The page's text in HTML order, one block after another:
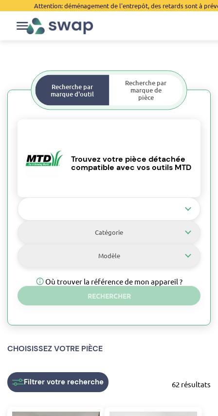
Attention: déménagement de l'entrepôt, des retards sont à
Recherche par
marque d'outil
Recherche par
marque de
pièce
Trouvez votre pièce détachée
compatible avec vos outils MTD
Catégorie
Modèle
Où trouver la référence de mon appareil ?
RECHERCHER
CHOISISSEZ VOTRE PIÈCE
62 résultats
Filtrer votre recherche